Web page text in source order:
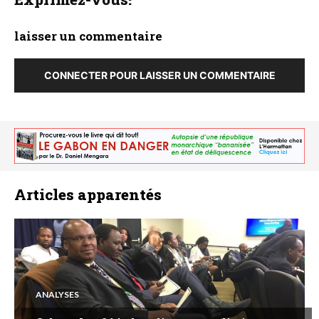
laisser un commentaire
CONNECTER POUR LAISSER UN COMMENTAIRE
Articles apparentés
ANALYSES